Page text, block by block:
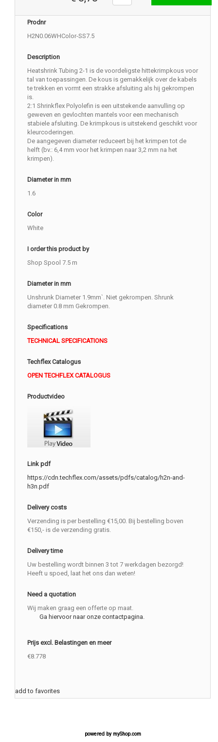
Prodnr
H2N0.06WHColor-SS7.5
Description
Heatshrink Tubing 2-1 is de voordeligste hittekrimpkous voor
tal van toepassingen. De kous is gemakkelijk over de kabels
te trekken en vormt een strakke afsluiting als hij gekrompen
is.
2:1 Shrinkflex Polyolefin is een uitstekende aanvulling op
geweven en gevlochten mantels voor een mechanisch
stabiele afsluiting. De krimpkous is uitstekend geschikt voor
kleurcoderingen.
De aangegeven diameter reduceert bij het krimpen tot de
helft (bv.: 6,4 mm voor het krimpen naar 3,2 mm na het
krimpen).
Diameter in mm
1.6
Color
White
I order this product by
Shop Spool 7.5 m
Diameter in mm
Unshrunk Diameter 1.9mm`. Niet gekrompen. Shrunk
diameter 0.8 mm Gekrompen.
Specifications
TECHNICAL SPECIFICATIONS
Techflex Catalogus
OPEN TECHFLEX CATALOGUS
Productvideo
Link pdf
https://cdn.techflex.com/assets/pdfs/catalog/h2n-and-
h3n.pdf
Delivery costs
Verzending is per bestelling €15,00. Bij bestelling boven
€150,- is de verzending gratis.
Delivery time
Uw bestelling wordt binnen 3 tot 7 werkdagen bezorgd!
Heeft u spoed, laat het ons dan weten!
Need a quotation
Wij maken graag een offerte op maat.
Ga hiervoor naar onze contactpagina.
Prijs excl. Belastingen en meer
€8.778
add to favorites
powered by myShop.com